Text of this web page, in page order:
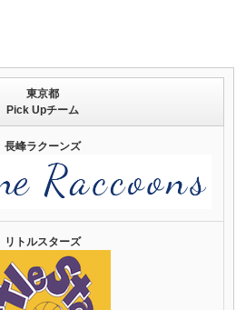
東京都
Pick Upチーム
長峰ラクーンズ
リトルスターズ